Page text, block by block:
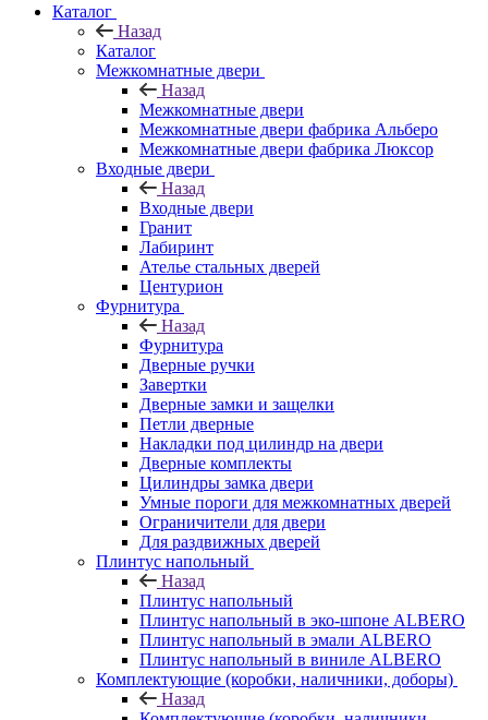
Каталог
Назад
Каталог
Межкомнатные двери
Назад
Межкомнатные двери
Межкомнатные двери фабрика Альберо
Межкомнатные двери фабрика Люксор
Входные двери
Назад
Входные двери
Гранит
Лабиринт
Ателье стальных дверей
Центурион
Фурнитура
Назад
Фурнитура
Дверные ручки
Завертки
Дверные замки и защелки
Петли дверные
Накладки под цилиндр на двери
Дверные комплекты
Цилиндры замка двери
Умные пороги для межкомнатных дверей
Ограничители для двери
Для раздвижных дверей
Плинтус напольный
Назад
Плинтус напольный
Плинтус напольный в эко-шпоне ALBERO
Плинтус напольный в эмали ALBERO
Плинтус напольный в виниле ALBERO
Комплектующие (коробки, наличники, доборы)
Назад